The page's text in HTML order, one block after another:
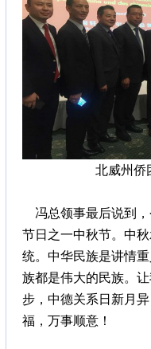
北威州侨
冯总领事最后说到，
节日之一中秋节。中
统。中华民族是讲情
族都是伟大的民族。
步，中德关系日新月
福，万事顺意！